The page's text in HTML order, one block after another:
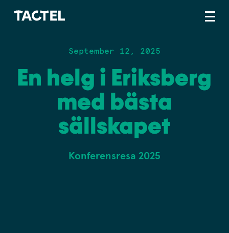
September 12, 2025
En helg i Eriksberg
med bästa
sällskapet
Konferensresa 2025